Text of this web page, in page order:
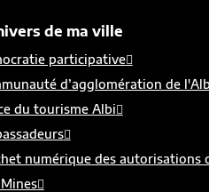
de ma ville
participative
d’agglomération de
du tourisme Albi
numérique des autorisations